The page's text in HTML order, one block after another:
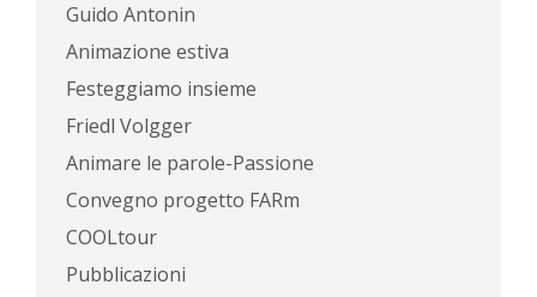
Guido Antonin
Animazione estiva
Festeggiamo insieme
Friedl Volgger
Animare le parole-Passione
Convegno progetto FARm
COOLtour
Pubblicazioni